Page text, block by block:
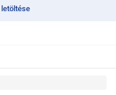
letöltése